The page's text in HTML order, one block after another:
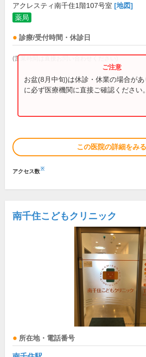
アクレスティ南千住1階107号室 [地図]
薬局
診療/受付時間・休診日
(営業時間は直接お問い合わせください)
お盆(8月中旬)は休診・休業の場合が
に必ず医療機関に直接ご確認ください。
この医院の詳細をみる
アクセス数※
南千住こどもクリニック
所在地・電話番号